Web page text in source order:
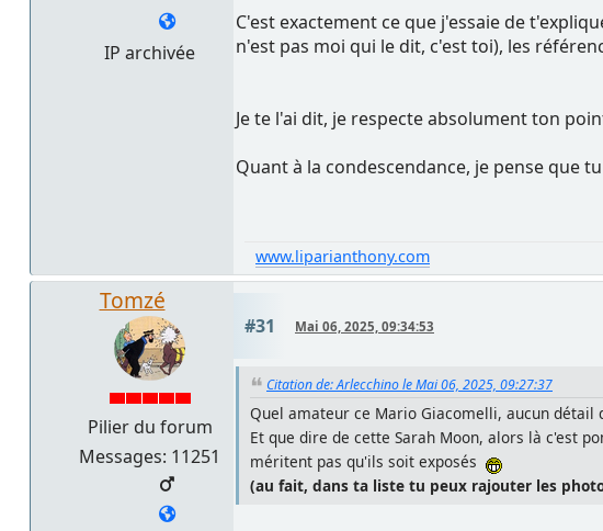
IP archivée
C'est exactement ce que j'essaie de
n'est pas moi qui le dit, c'est toi), les
Je te l'ai dit, je respecte absolument ton
Quant à la condescendance, je pense que
www.liparianthony.com
Tomzé
Pilier du forum
Messages: 11251
#31 Mai 06, 2025, 09:34:53
Citation de: Arlecchino le Mai 06, 2025, 09:27:37
Quel amateur ce Mario Giacomelli, aucun
Et que dire de cette Sarah Moon, alors là c'est
méritent pas qu'ils soit exposés
(au fait, dans ta liste tu peux rajouter les